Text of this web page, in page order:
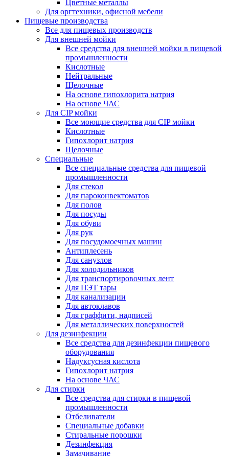
Цветные металлы
Для оргтехники, офисной мебели
Пищевые производства
Все для пищевых производств
Для внешней мойки
Все средства для внешней мойки в пищевой
промышленности
Кислотные
Нейтральные
Щелочные
На основе гипохлорита натрия
На основе ЧАС
Для CIP мойки
Все моющие средства для CIP мойки
Кислотные
Гипохлорит натрия
Щелочные
Специальные
Все специальные средства для пищевой
промышленности
Для стекол
Для пароконвектоматов
Для полов
Для посуды
Для обуви
Для рук
Для посудомоечных машин
Антиплесень
Для санузлов
Для холодильников
Для транспортировочных лент
Для ПЭТ тары
Для канализации
Для автоклавов
Для граффити, надписей
Для металлических поверхностей
Для дезинфекции
Все средства для дезинфекции пищевого
оборудования
Надуксусная кислота
Гипохлорит натрия
На основе ЧАС
Для стирки
Все средства для стирки в пищевой
промышленности
Отбеливатели
Специальные добавки
Стиральные порошки
Дезинфекция
Замачивание